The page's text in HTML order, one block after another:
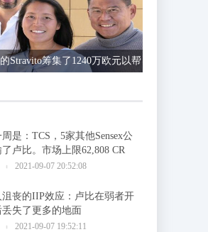
Stravito筹集了1240万欧元以帮
是：TCS，5家其他Sensex公
卢比。市场上限62,808 CR
2021-09-07 20:52:08
沮丧的IIP效应：卢比在弱者开
丢失了更多的地面
2021-09-07 19:52:11